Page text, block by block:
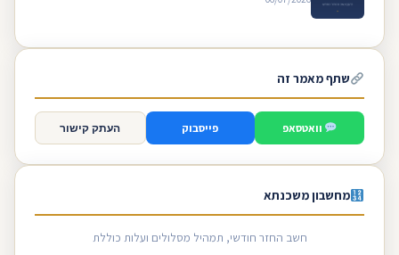
שתף מאמר זה
וואטסאפ פייסבוק העתק קישור
מחשבון משכנתא
חשב החזר חודשי, תמהיל מסלולים ועלות כוללת